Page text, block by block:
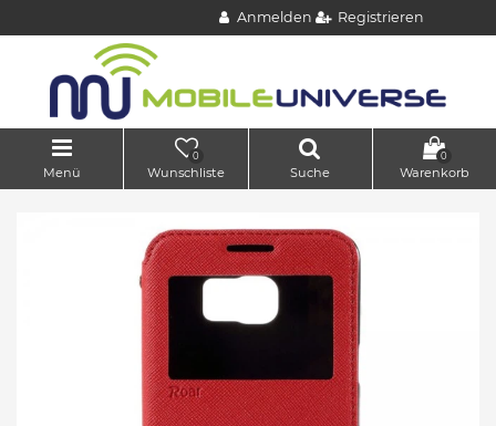
Anmelden Registrieren
Menü
0
Wunschliste Suche
0
Warenkorb